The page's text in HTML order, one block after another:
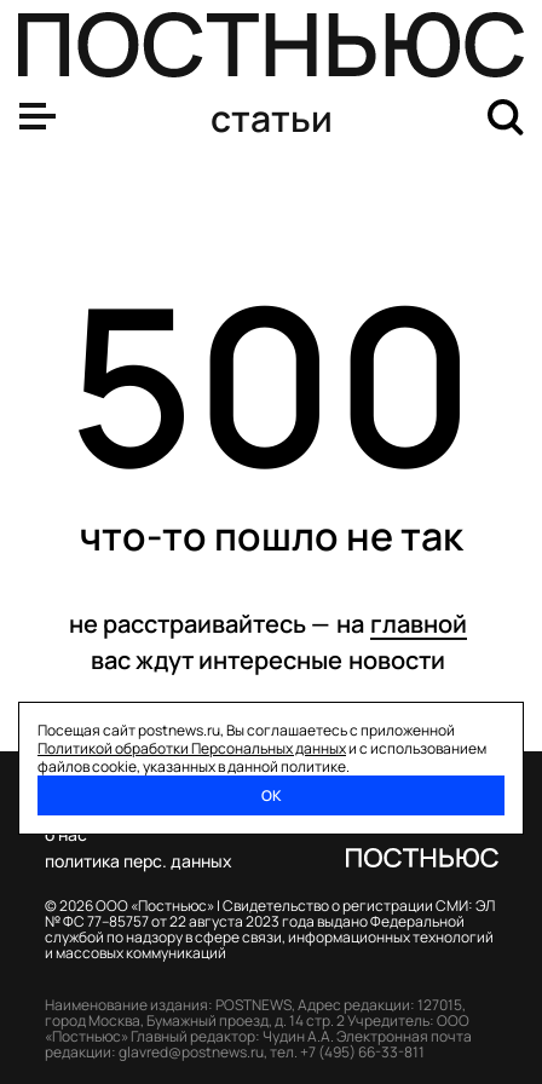
статьи
500
что-то пошло не так
не расстраивайтесь — на главной
вас ждут интересные новости
Посещая сайт postnews.ru, Вы соглашаетесь с приложенной
Политикой обработки Персональных данныхи с использованием
файлов cookie, указанных в данной политике.
ОК
© 2026 ООО «Постньюс» |Свидетельство о регистрации СМИ: ЭЛ
№ ФС 77–85757 от 22 августа 2023 года выдано Федеральной
службой по надзору в сфере связи, информационных технологий
и массовых коммуникаций
о нас
политика перс. данных
Наименование издания: POSTNEWS,Адрес редакции: 127015,
город Москва, Бумажный проезд, д. 14 стр. 2Учредитель: ООО
«Постньюс» Главный редактор: Чудин А.А.Электронная почта
редакции:glavred@postnews.ru,тел. +7 (495) 66-33-811